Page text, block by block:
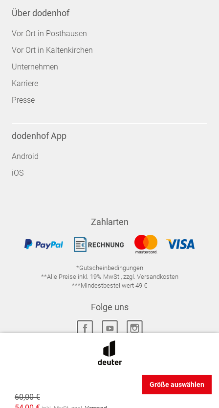
60,00 €
Größe auswählen
Über dodenhof
Vor Ort in Posthausen
Vor Ort in Kaltenkirchen
Unternehmen
Karriere
Presse
dodenhof App
Android
iOS
Zahlarten
*Gutscheinbedingungen
**Alle Preise inkl. 19% MwSt., zzgl. Versandkosten
***Mindestbestellwert 49 €
Folge uns
DATENSCHUTZ-EINSTELLUNGEN
WIDERRUFSRECHT
VERTRAG WIDERRUFEN